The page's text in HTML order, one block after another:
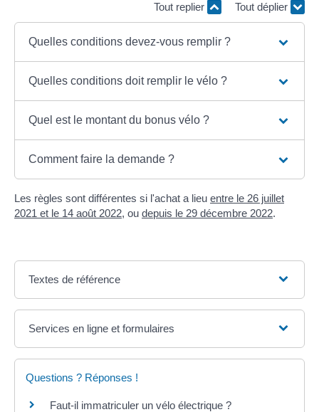
Tout replier Tout déplier
Quelles conditions devez-vous remplir ?
Quelles conditions doit remplir le vélo ?
Quel est le montant du bonus vélo ?
Comment faire la demande ?
Les règles sont différentes si l'achat a lieu entre le 26 juillet
2021 et le 14 août 2022, ou depuis le 29 décembre 2022.
Textes de référence
Services en ligne et formulaires
Questions ? Réponses !
Faut-il immatriculer un vélo électrique ?